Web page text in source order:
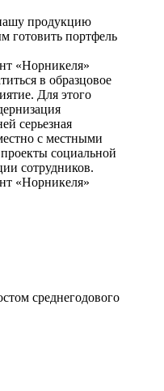
продукцию
готовить портфель
«Норникеля»
в образцовое
Для этого
серьезная
с местными
социальной
сотрудников.
«Норникеля»
среднегодового